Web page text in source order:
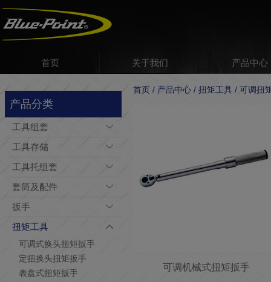
首页 关于我们 产品中心
产品分类
工具组套
工具存储
工具托组套
套筒及配件
扳手
扭矩工具
可调式换头扭矩扳手
定扭换头扭矩扳手
表盘式扭矩扳手
首页 / 产品中心 / 扭矩工具 / 可调扭
可调机械式扭矩扳手